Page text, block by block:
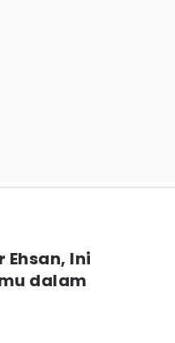
Ehsan, Ini
dalam